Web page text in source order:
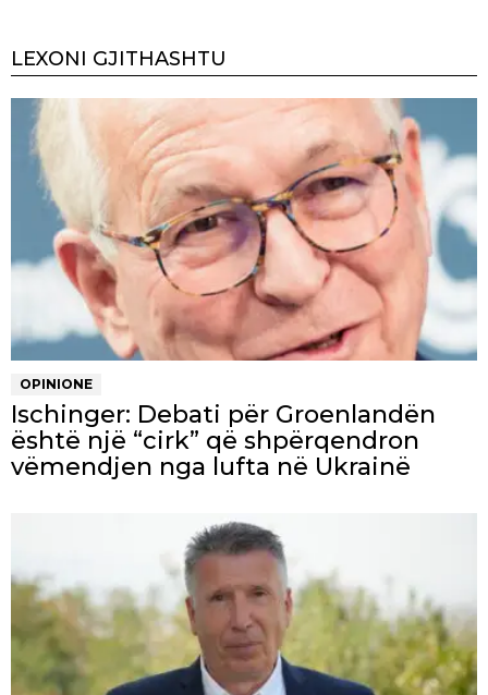
LEXONI GJITHASHTU
OPINIONE
Ischinger: Debati për Groenlandën
është një “cirk” që shpërqendron
vëmendjen nga lufta në Ukrainë